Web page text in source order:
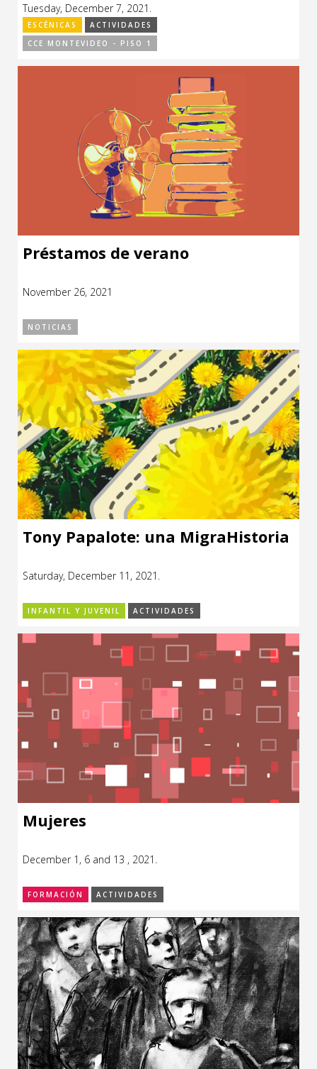
Tuesday, December 7, 2021.
ESCÉNICAS
ACTIVIDADES
CCE MONTEVIDEO - PISO 1
Préstamos de verano
November 26, 2021
NOTICIAS
Tony Papalote: una MigraHistoria
Saturday, December 11, 2021.
INFANTIL Y JUVENIL ACTIVIDADES
Mujeres
December 1, 6 and 13 , 2021.
FORMACIÓN ACTIVIDADES